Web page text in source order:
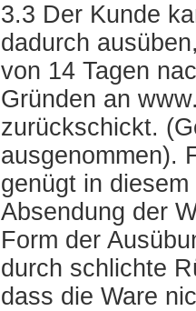
3.3 Der Kunde
dadurch
von 14 Tagen
Gründen an
zurückschickt.
ausgenommen).
genügt in
Absendung der
Form der
durch schlichte
dass die Ware